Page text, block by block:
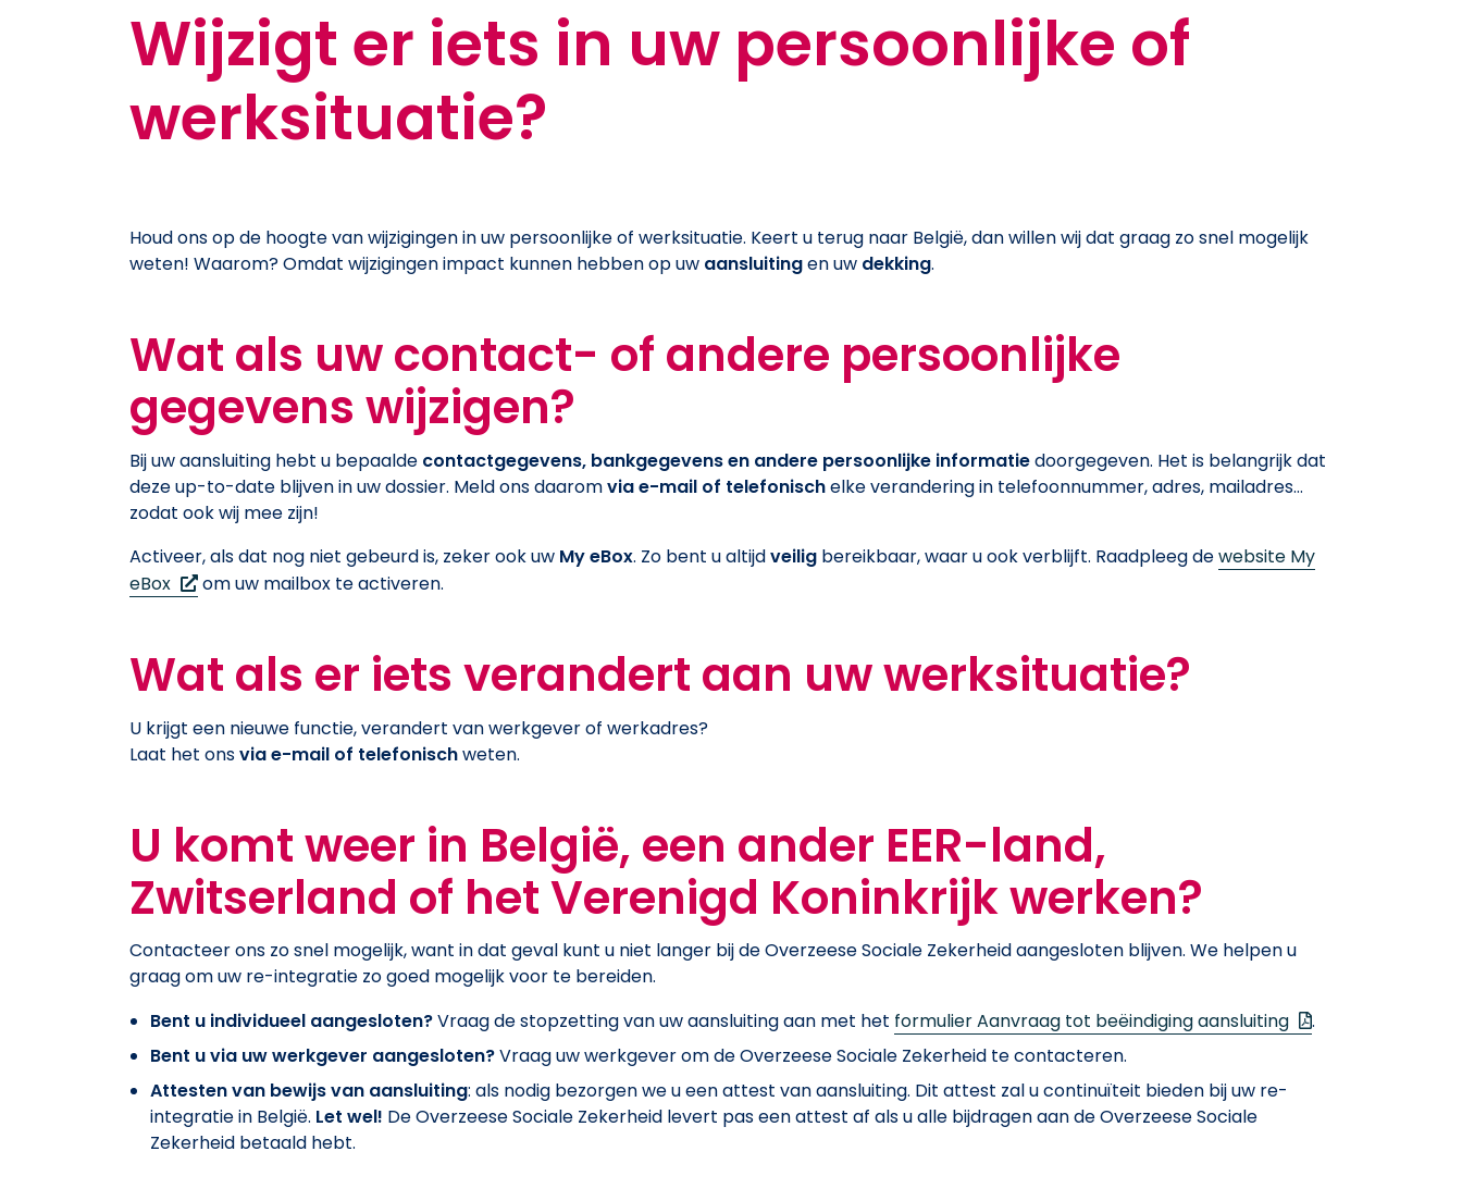
Wijzigt er iets in uw persoonlijke of
werksituatie?
Houd ons op de hoogte van wijzigingen in uw persoonlijke of werksituatie. Keert u terug naar België, dan willen wij dat graag zo snel mogelijk
weten! Waarom? Omdat wijzigingen impact kunnen hebben op uw aansluitingen uw dekking.
Wat als uw contact- of andere persoonlijke
gegevens wijzigen?
Bij uw aansluiting hebt u bepaalde contactgegevens, bankgegevens en andere persoonlijke informatiedoorgegeven. Het is belangrijk dat
deze up-to-date blijven in uw dossier. Meld ons daaromvia e-mail of telefonischelke verandering in telefoonnummer, adres, mailadres…
zodat ook wij mee zijn!
Activeer, als dat nog niet gebeurd is, zeker ook uw My eBox. Zo bent u altijdveilig bereikbaar, waar u ook verblijft. Raadpleeg dewebsite My
eBox (Nieuw venster)
om uw mailbox te activeren.
Wat als er iets verandert aan uw werksituatie?
U krijgt een nieuwe functie, verandert van werkgever of werkadres?
Laat het onsvia e-mail of telefonischweten.
U komt weer in België, een ander EER-land,
Zwitserland of het Verenigd Koninkrijk werken?
Contacteer ons zo snel mogelijk, want in dat geval kunt u niet langer bij de Overzeese Sociale Zekerheid aangesloten blijven. We helpen u
graag om uw re-integratie zo goed mogelijk voor te bereiden.
Bent u individueel aangesloten?Vraag de stopzetting van uw aansluiting aan met het formulier Aanvraag tot beëindiging aansluiting (.pdf — Nieuw
.
Bent u via uw werkgever aangesloten?Vraag uw werkgever om de Overzeese Sociale Zekerheid te contacteren.
Attesten van bewijs van aansluiting: als nodig bezorgen we u een attest van aansluiting. Dit attest zal u continuïteit bieden bij uw re-
integratie in België. Let wel! De Overzeese Sociale Zekerheid levert pas een attest af als u alle bijdragen aan de Overzeese Sociale
Zekerheid betaald hebt.